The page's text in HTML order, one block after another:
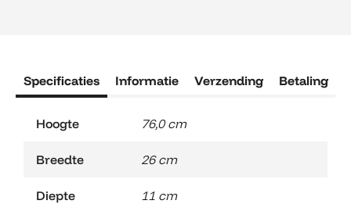
Specificaties Informatie Verzending Betaling
Hoogte 76,0 cm
Breedte 26 cm
Diepte 11 cm